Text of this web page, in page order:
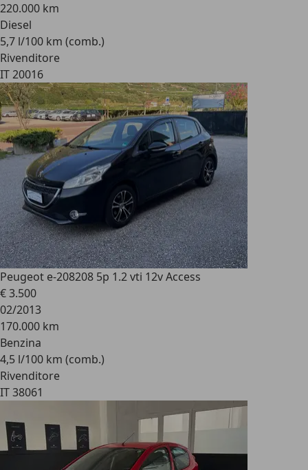
220.000 km
Diesel
5,7 l/100 km (comb.)
Rivenditore
IT 20016
Peugeot e-208208 5p 1.2 vti 12v Access
€ 3.500
02/2013
170.000 km
Benzina
4,5 l/100 km (comb.)
Rivenditore
IT 38061